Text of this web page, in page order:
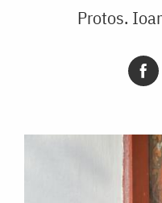
Protos.